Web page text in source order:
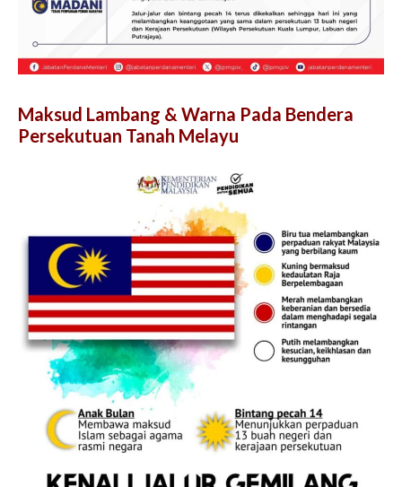
Maksud Lambang & Warna Pada Bendera
Persekutuan Tanah Melayu